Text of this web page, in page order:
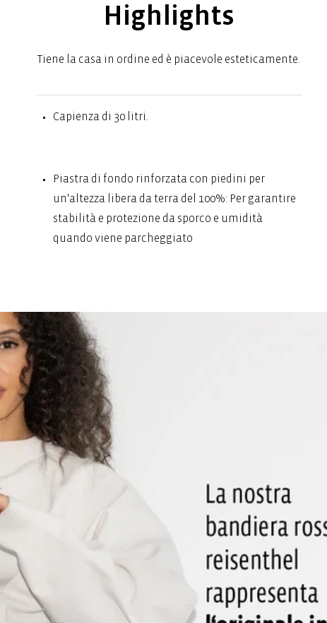
Highlights
Tiene la casa in ordine ed è piacevole esteticamente.
Capienza di 30 litri.
Piastra di fondo rinforzata con piedini per
un'altezza libera da terra del 100%: Per garantire
stabilità e protezione da sporco e umidità
quando viene parcheggiato